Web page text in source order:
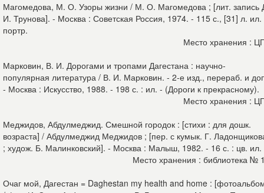
Магомедова, М. О. Узоры жизни / М. О. Магомедова ; [лит. запись
И. Трунова]. - Москва : Советская Россия, 1974. - 115 с., [31] л. ил.
портр.
Место хранения :
Марковин, В. И. Дорогами и тропами Дагестана : научно-
популярная литература / В. И. Марковин. - 2-е изд., перераб. и
- Москва : Искусство, 1988. - 198 с. : ил. - (Дороги к прекрасному).
Место хранения :
Меджидов, Абдулмеджид. Смешной городок : [стихи : для дошк.
возраста] / Абдулмеджид Меджидов ; [пер. с кумык. Г.
; худож. Б. Малинковский]. - Москва : Малыш, 1982. - 16 с. : цв. ил.
Место хранения : библиотека №
Очаг мой, Дагестан = Daghestan my health and home :